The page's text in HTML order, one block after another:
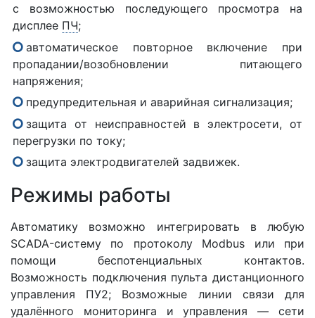
с возможностью последующего просмотра на
дисплее ПЧ;
автоматическое повторное включение при
пропадании/возобновлении питающего
напряжения;
предупредительная и аварийная сигнализация;
защита от неисправностей в электросети, от
перегрузки по току;
защита электродвигателей задвижек.
Режимы работы
Автоматику возможно интегрировать в любую
SCADA-систему по протоколу Modbus или при
помощи беспотенциальных контактов.
Возможность подключения пульта дистанционного
управления ПУ2; Возможные линии связи для
удалённого мониторинга и управления — сети